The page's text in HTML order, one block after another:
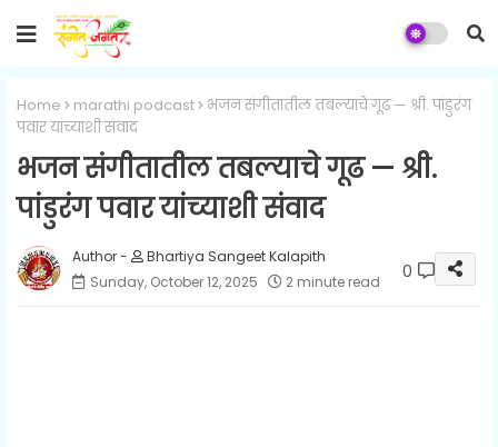
Home marathi podcast
भजन संगीतातील तबल्याचे गूढ — श्री. पांडुरंग
पवार यांच्याशी संवाद
भजन संगीतातील तबल्याचे गूढ — श्री.
पांडुरंग पवार यांच्याशी संवाद
Bhartiya Sangeet Kalapith
Sunday, October 12, 2025
2 minute read 0